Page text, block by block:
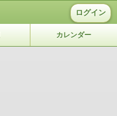
ログイン
カレンダー